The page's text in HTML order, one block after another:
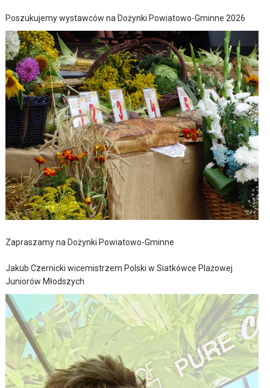
Poszukujemy wystawców na Dożynki Powiatowo-Gminne 2026
Zapraszamy na Dożynki Powiatowo-Gminne
Jakub Czernicki wicemistrzem Polski w Siatkówce Plażowej
Juniorów Młodszych